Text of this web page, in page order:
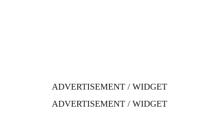
ADVERTISEMENT / WIDGET
ADVERTISEMENT / WIDGET